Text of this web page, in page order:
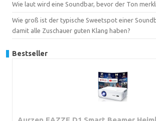
Wie laut wird eine Soundbar, bevor der Ton
Wie groß ist der typische Sweetspot einer
damit alle Zuschauer guten Klang haben?
Bestseller